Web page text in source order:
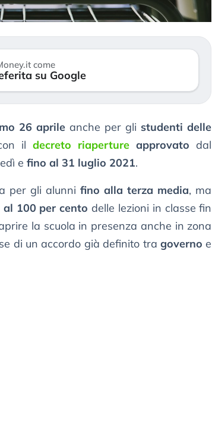
come
su Google
26 aprileanche per gli studenti delle
ildecreto riaperture approvato dal
e fino al 31 luglio 2021.
per gli alunni fino alla terza media, ma
100 per cento delle lezioni in classe fin
la scuola in presenza anche in zona
di un accordo già definito tra governo e
della bolla AI
Kospi, mentre gli investitori retail (…)
30 luglio 2026